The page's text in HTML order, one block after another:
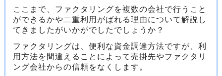
ここまで、ファクタリングを複数の会社で行うこと
ができるかや二重利用がばれる理由について解説し
てきましたがいかがでしたでしょうか？
ファクタリングは、便利な資金調達方法ですが、利
用方法を間違えることによって売掛先やファクタリ
ング会社からの信頼をなくします。